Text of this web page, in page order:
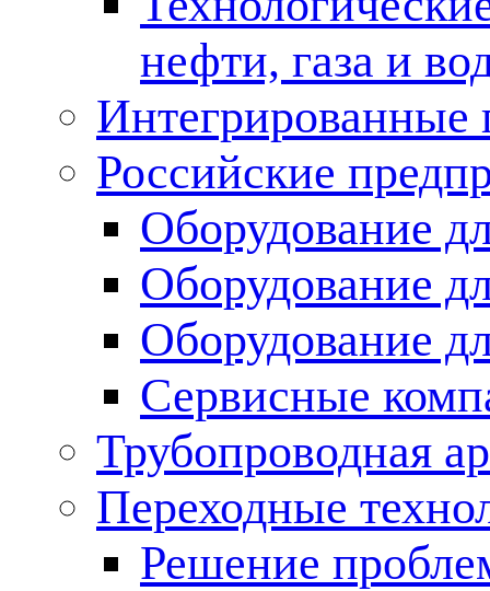
нефти, газа и
Российские
Оборудование
Оборудование
Оборудование
Сервисные
Трубопроводная
Переходные
Решение